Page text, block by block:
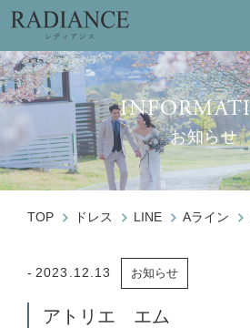
お知らせ
TOP ドレス LINE Aライン
2023.12.13 お知らせ
アトリエ エム